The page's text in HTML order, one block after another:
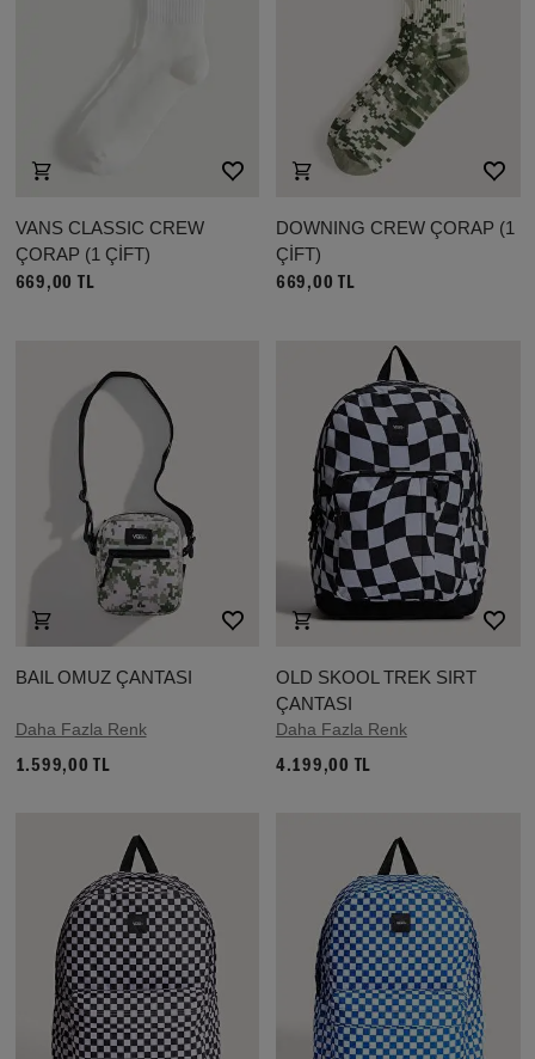
VANS CLASSIC CREW
ÇORAP (1 ÇİFT)
669,00 TL
DOWNING CREW ÇORAP (1
ÇİFT)
669,00 TL
BAIL OMUZ ÇANTASI
Daha Fazla Renk
1.599,00 TL
OLD SKOOL TREK SIRT
ÇANTASI
Daha Fazla Renk
4.199,00 TL